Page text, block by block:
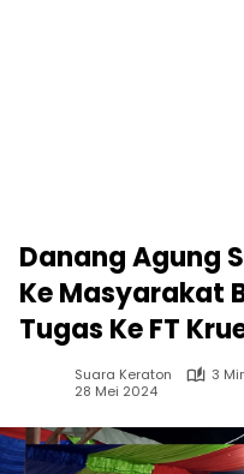
Danang Agung
Ke Masyarakat
Tugas Ke FT
Suara Keraton
3
28 Mei 2024